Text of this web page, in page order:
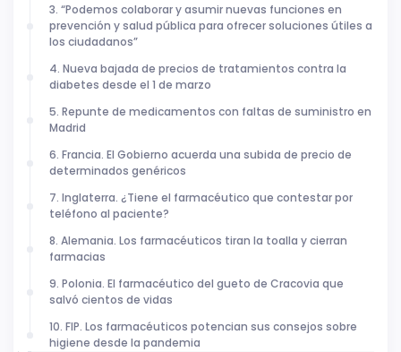
3. “Podemos colaborar y asumir nuevas funciones en
prevención y salud pública para ofrecer soluciones útiles a
los ciudadanos”
4. Nueva bajada de precios de tratamientos contra la
diabetes desde el 1 de marzo
5. Repunte de medicamentos con faltas de suministro en
Madrid
6. Francia. El Gobierno acuerda una subida de precio de
determinados genéricos
7. Inglaterra. ¿Tiene el farmacéutico que contestar por
teléfono al paciente?
8. Alemania. Los farmacéuticos tiran la toalla y cierran
farmacias
9. Polonia. El farmacéutico del gueto de Cracovia que
salvó cientos de vidas
10. FIP. Los farmacéuticos potencian sus consejos sobre
higiene desde la pandemia